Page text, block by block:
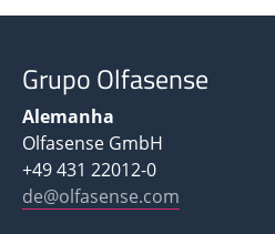
Grupo Olfasense
Alemanha
Olfasense GmbH
+49 431 22012-0
de@olfasense.com